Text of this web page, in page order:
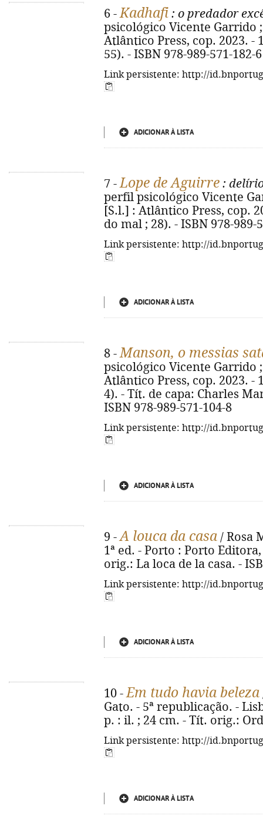
6 -Kadhafi : o predador
psicológico Vicente Garrido
Atlântico Press, cop. 2023. -
55). - ISBN 978-989-571-182-6
Link persistente: http://
ADICIONAR À LISTA
7 -Lope de Aguirre :
perfil psicológico Vicente
[S.l.] : Atlântico Press, cop.
do mal ; 28). - ISBN 978-989-
Link persistente: http://
ADICIONAR À LISTA
8 -Manson, o messias
psicológico Vicente Garrido
Atlântico Press, cop. 2023. -
4). - Tít. de capa: Charles
ISBN 978-989-571-104-8
Link persistente: http://
ADICIONAR À LISTA
9 -A louca da casa / Rosa
1ª ed. - Porto : Porto
orig.: La loca de la casa. -
Link persistente: http://
ADICIONAR À LISTA
10 -Em tudo havia beleza
Gato. - 5ª republicação. -
p. : il. ; 24 cm. - Tít. orig.:
Link persistente: http://
ADICIONAR À LISTA